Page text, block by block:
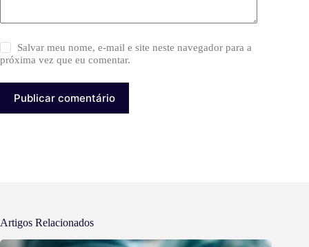
Salvar meu nome, e-mail e site neste navegador para a
próxima vez que eu comentar.
Publicar comentário
Artigos Relacionados